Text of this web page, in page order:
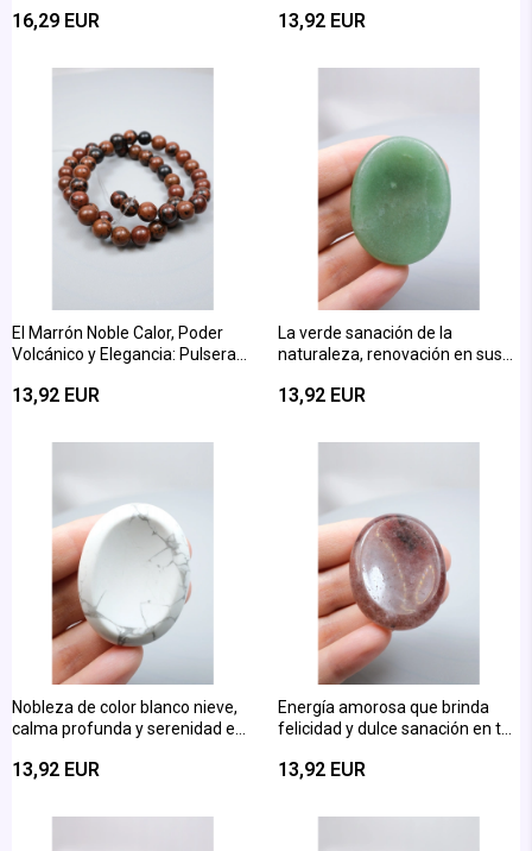
Brillante de 8mm
16,29 EUR
Jaspe Rojo de 8mm
13,92 EUR
El Marrón Noble Calor, Poder
Volcánico y Elegancia: Pulsera
Marrón Brillante de 8 mm
13,92 EUR
La verde sanación de la
naturaleza, renovación en sus
dedo de aventurina piedra
13,92 EUR
Nobleza de color blanco nieve,
calma profunda y serenidad en
para Dedos de Howlite Piedra
13,92 EUR
Energía amorosa que brinda
felicidad y dulce sanación en tus
cuarzo fresa natural
13,92 EUR